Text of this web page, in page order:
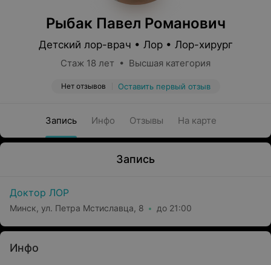
Рыбак Павел Романович
Детский лор-врач • Лор • Лор-хирург
Стаж 18 лет • Высшая категория
Нет отзывов Оставить первый отзыв
Запись Инфо Отзывы На карте
Запись
Доктор ЛОР
Минск, ул. Петра Мстиславца, 8 до 21:00
Инфо